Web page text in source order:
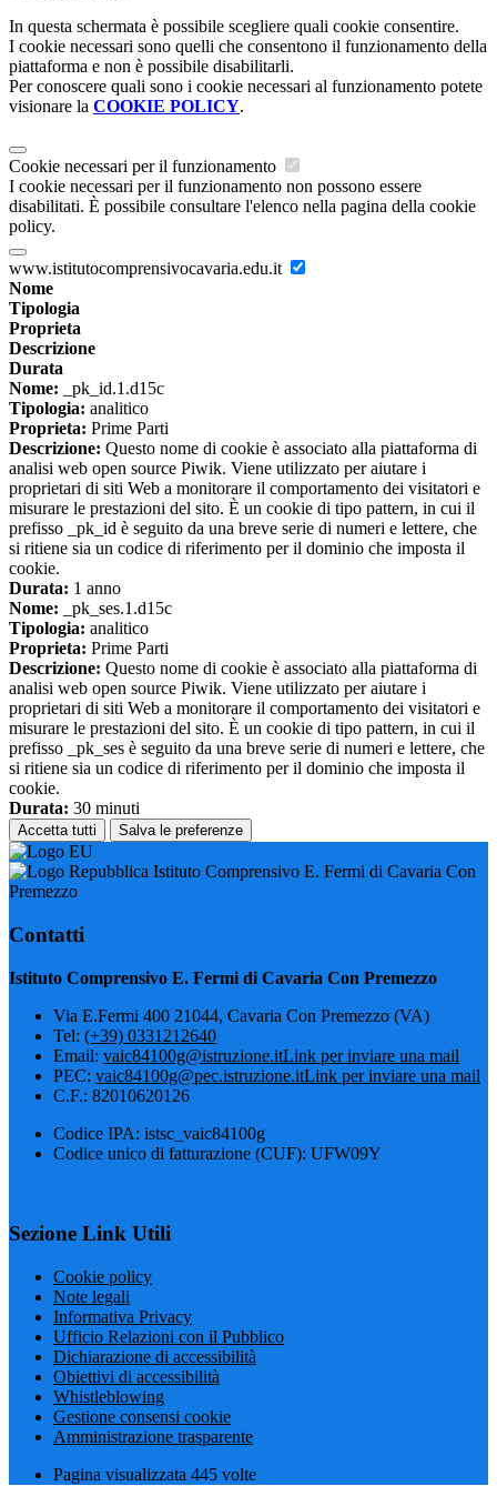
In questa schermata è possibile scegliere quali cookie consentire.
I cookie necessari sono quelli che consentono il funzionamento della
piattaforma e non è possibile disabilitarli.
Per conoscere quali sono i cookie necessari al funzionamento potete
visionare la COOKIE POLICY.
Cookie necessari per il funzionamento
I cookie necessari per il funzionamento non possono essere
disabilitati. È possibile consultare l'elenco nella pagina della cookie
policy.
www.istitutocomprensivocavaria.edu.it
Nome
Tipologia
Proprieta
Descrizione
Durata
Nome: _pk_id.1.d15c
Tipologia: analitico
Proprieta: Prime Parti
Descrizione: Questo nome di cookie è associato alla piattaforma di
analisi web open source Piwik. Viene utilizzato per aiutare i
proprietari di siti Web a monitorare il comportamento dei visitatori e
misurare le prestazioni del sito. È un cookie di tipo pattern, in cui il
prefisso _pk_id è seguito da una breve serie di numeri e lettere, che
si ritiene sia un codice di riferimento per il dominio che imposta il
cookie.
Durata: 1 anno
Nome: _pk_ses.1.d15c
Tipologia: analitico
Proprieta: Prime Parti
Descrizione: Questo nome di cookie è associato alla piattaforma di
analisi web open source Piwik. Viene utilizzato per aiutare i
proprietari di siti Web a monitorare il comportamento dei visitatori e
misurare le prestazioni del sito. È un cookie di tipo pattern, in cui il
prefisso _pk_ses è seguito da una breve serie di numeri e lettere, che
si ritiene sia un codice di riferimento per il dominio che imposta il
cookie.
Durata: 30 minuti
Accetta tutti Salva le preferenze
Istituto Comprensivo E. Fermi di Cavaria Con
Premezzo
Contatti
Istituto Comprensivo E. Fermi di Cavaria Con Premezzo
Via E.Fermi 400 21044, Cavaria Con Premezzo (VA)
Tel: (+39) 0331212640
Email: vaic84100g@istruzione.itLink per inviare una mail
PEC: vaic84100g@pec.istruzione.itLink per inviare una mail
C.F.: 82010620126
Codice IPA: istsc_vaic84100g
Codice unico di fatturazione (CUF): UFW09Y
Sezione Link Utili
Cookie policy
Note legali
Informativa Privacy
Ufficio Relazioni con il Pubblico
Dichiarazione di accessibilità
Obiettivi di accessibilità
Whistleblowing
Gestione consensi cookie
Amministrazione trasparente
Pagina visualizzata 445 volte